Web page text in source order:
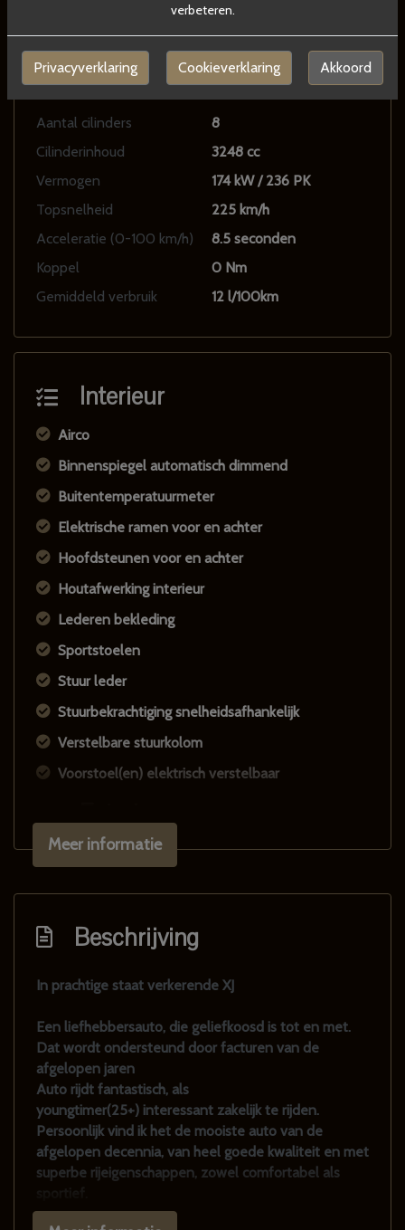
verbeteren.
Privacyverklaring Cookieverklaring Akkoord
Brandstof
Benzine
Aantal cilinders
8
Cilinderinhoud
3248 cc
Vermogen
174 kW / 236 PK
Topsnelheid
225 km/h
Acceleratie (0-100 km/h)
8.5 seconden
Koppel
0 Nm
Gemiddeld verbruik
12 l/100km
Interieur
Airco
Binnenspiegel automatisch dimmend
Buitentemperatuurmeter
Elektrische ramen voor en achter
Hoofdsteunen voor en achter
Houtafwerking interieur
Lederen bekleding
Sportstoelen
Stuur leder
Stuurbekrachtiging snelheidsafhankelijk
Verstelbare stuurkolom
Voorstoel(en) elektrisch verstelbaar
Achterruitverwarming
verwarmbaar
Gelaagde voorruit en getint glas rondom
Halogeen koplampen
Koplampen in hoogte verstelbaar
Lichtmetalen velgen
Lichtmetalen velgen 16"
Mistlampen voor
Sportonderstel
Overige
Meer informatie
Beschrijving
In prachtige staat verkerende XJ
Een liefhebbersauto, die geliefkoosd is tot en met.
Dat wordt ondersteund door facturen van de
afgelopen jaren
Auto rijdt fantastisch, als
youngtimer(25+) interessant zakelijk te rijden.
Persoonlijk vind ik het de mooiste auto van de
afgelopen decennia, van heel goede kwaliteit en met
superbe rijeigenschappen, zowel comfortabel als
Voorzien van de goede lichtmetalen wielen en voor